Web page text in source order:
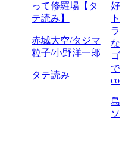
って修羅場【タ
テ読み】
赤城大空/タジマ
粒子/小野洋一郎
タテ読み
好
ト
ラ
な
ゴ
で
島
ソ